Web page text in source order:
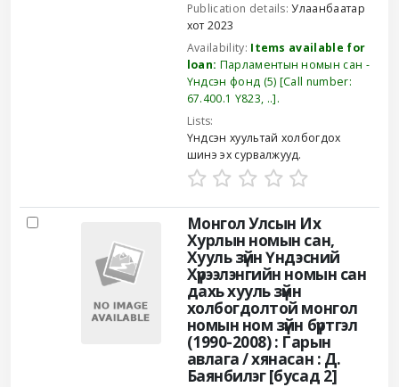
Publication details:Улаанбаатар
хот 2023
Availability: Items available for
loan: Парламентын номын сан -
Үндсэн фонд (5) Call number:
67.400.1 Ү823, .. .
Lists:
Үндсэн хуультай холбогдох
шинэ эх сурвалжууд.
Монгол Улсын Их
Хурлын номын сан,
Хууль зүйн Үндэсний
Хүрээлэнгийн номын сан
дахь хууль зүйн
холбогдолтой монгол
номын ном зүйн бүртгэл
(1990-2008) : Гарын
авлага /хянасан : Д.
Баянбилэг [бусад 2]